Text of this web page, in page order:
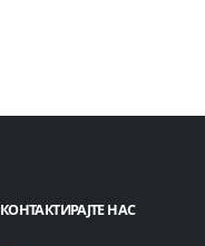
КОНТАКТИРАЈТЕ НАС